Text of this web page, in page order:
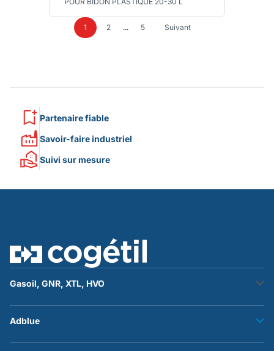
1 2 ... 5 Suivant
Partenaire fiable
Savoir-faire industriel
Suivi sur mesure
Gasoil, GNR, XTL, HVO
Transfert fuel
Adblue